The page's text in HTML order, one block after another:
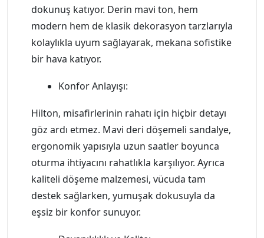
dokunuş katıyor. Derin mavi ton, hem
modern hem de klasik dekorasyon tarzlarıyla
kolaylıkla uyum sağlayarak, mekana sofistike
bir hava katıyor.
Konfor Anlayışı:
Hilton, misafirlerinin rahatı için hiçbir detayı
göz ardı etmez. Mavi deri döşemeli sandalye,
ergonomik yapısıyla uzun saatler boyunca
oturma ihtiyacını rahatlıkla karşılıyor. Ayrıca
kaliteli döşeme malzemesi, vücuda tam
destek sağlarken, yumuşak dokusuyla da
eşsiz bir konfor sunuyor.